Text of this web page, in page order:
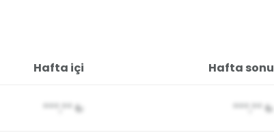
Hafta içi Hafta sonu
***,** ₺ ***,** ₺